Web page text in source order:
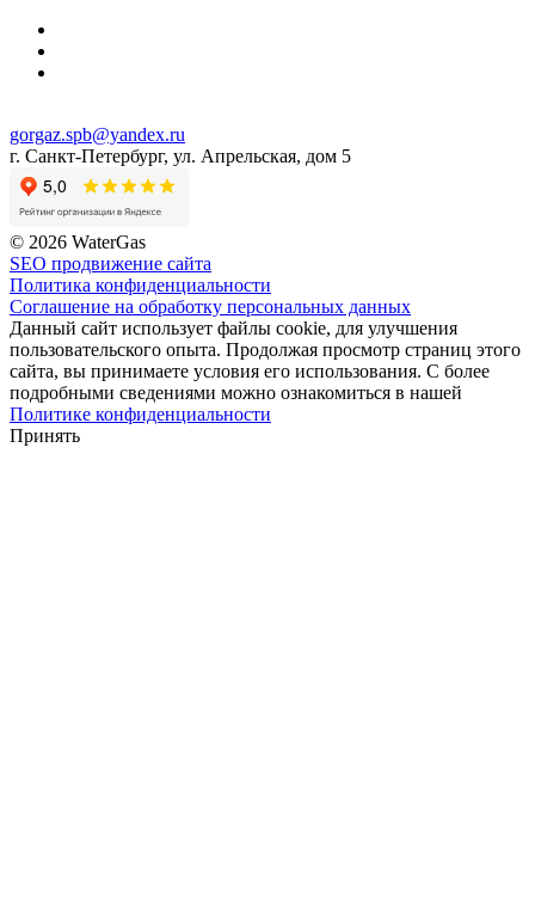
gorgaz.spb@yandex.ru
г. Санкт-Петербург, ул. Апрельская, дом 5
© 2026 WaterGas
SEO продвижение сайта
Политика конфиденциальности
Соглашение на обработку персональных данных
Данный сайт использует файлы cookie, для улучшения
пользовательского опыта. Продолжая просмотр страниц этого
сайта, вы принимаете условия его использования. С более
подробными сведениями можно ознакомиться в нашей
Политике конфиденциальности
Принять